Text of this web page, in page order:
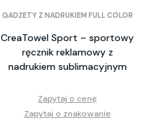
GADŻETY Z NADRUKIEM FULL COLOR
CreaTowel Sport – sportowy
ręcznik reklamowy z
nadrukiem sublimacyjnym
Zapytaj o cenę
Zapytaj o znakowanie